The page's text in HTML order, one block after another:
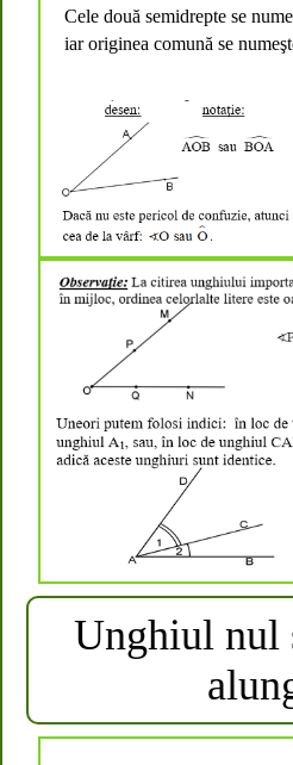
Cele două semidrepte se
iar originea comună se
Unghiul nul